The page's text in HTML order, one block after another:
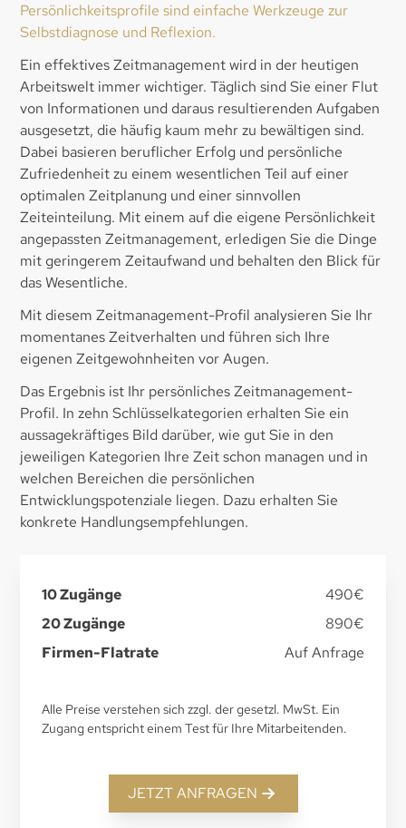
Persönlichkeitsprofile sind einfache Werkzeuge zur
Selbstdiagnose und Reflexion.
Ein effektives Zeitmanagement wird in der heutigen
Arbeitswelt immer wichtiger. Täglich sind Sie einer Flut
von Informationen und daraus resultierenden Aufgaben
ausgesetzt, die häufig kaum mehr zu bewältigen sind.
Dabei basieren beruflicher Erfolg und persönliche
Zufriedenheit zu einem wesentlichen Teil auf einer
optimalen Zeitplanung und einer sinnvollen
Zeiteinteilung. Mit einem auf die eigene Persönlichkeit
angepassten Zeitmanagement, erledigen Sie die Dinge
mit geringerem Zeitaufwand und behalten den Blick für
das Wesentliche.
Mit diesem Zeitmanagement-Profil analysieren Sie Ihr
momentanes Zeitverhalten und führen sich Ihre
eigenen Zeitgewohnheiten vor Augen.
Das Ergebnis ist Ihr persönliches Zeitmanagement-
Profil. In zehn Schlüsselkategorien erhalten Sie ein
aussagekräftiges Bild darüber, wie gut Sie in den
jeweiligen Kategorien Ihre Zeit schon managen und in
welchen Bereichen die persönlichen
Entwicklungspotenziale liegen. Dazu erhalten Sie
konkrete Handlungsempfehlungen.
10 Zugänge
490€
20 Zugänge
890€
Firmen-Flatrate
Auf Anfrage
Alle Preise verstehen sich zzgl. der gesetzl. MwSt. Ein
Zugang entspricht einem Test für Ihre Mitarbeitenden.
JETZT ANFRAGEN